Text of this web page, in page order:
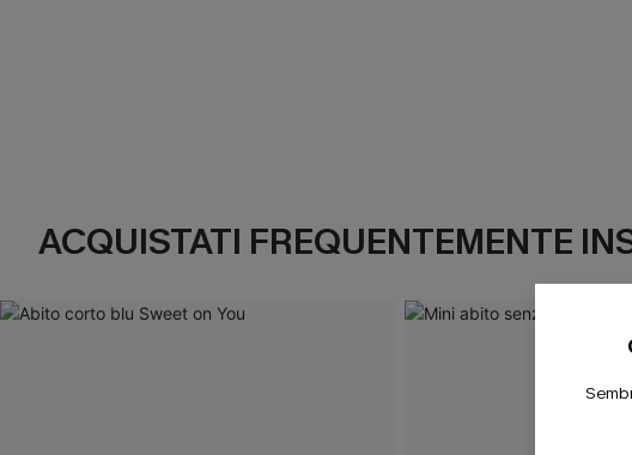
ACQUISTATI FREQUENTEMENTE